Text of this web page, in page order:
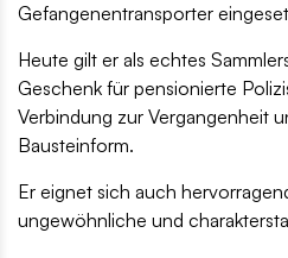
Gefangenentransporter
Heute gilt er als echtes
Geschenk für pensionierte
Verbindung zur Vergangenheit
Bausteinform.
Er eignet sich auch
ungewöhnliche und